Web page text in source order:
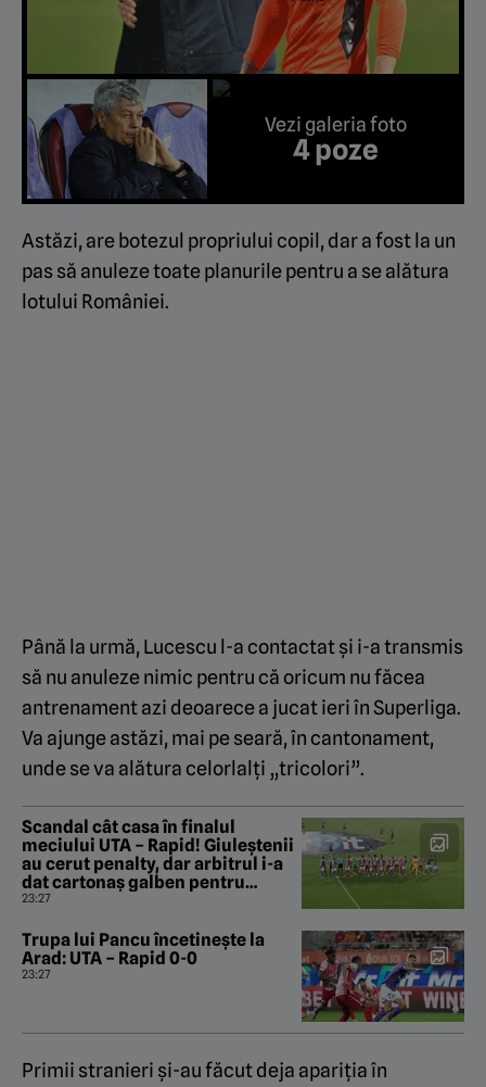
Vezi galeria foto
4 poze
Astăzi, are botezul propriului copil, dar a fost la un
pas să anuleze toate planurile pentru a se alătura
lotului României.
Până la urmă, Lucescu l-a contactat și i-a transmis
să nu anuleze nimic pentru că oricum nu făcea
antrenament azi deoarece a jucat ieri în Superliga.
Va ajunge astăzi, mai pe seară, în cantonament,
unde se va alătura celorlalți „tricolori”.
Scandal cât casa în finalul
meciului UTA – Rapid! Giuleștenii
au cerut penalty, dar arbitrul i-a
dat cartonaș galben pentru
simulare lui Stojilkovic!
23:27
Trupa lui Pancu încetinește la
Arad: UTA – Rapid 0-0
23:27
Primii stranieri și-au făcut deja apariția în